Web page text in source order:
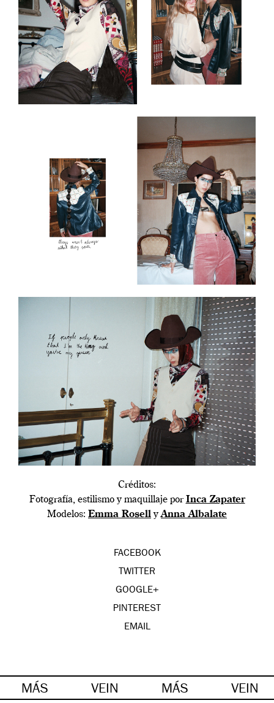
Créditos:
Fotografía, estilismo y maquillaje porInca Zapater
Modelos: Emma RosellyAnna Albalate
FACEBOOK
TWITTER
GOOGLE+
PINTEREST
EMAIL
MÁS VEIN MÁS VEIN